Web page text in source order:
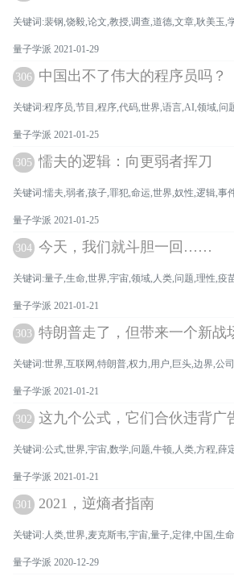
关键词:裴钢,饶毅,论文,教授,调查,道德,文章,耿美玉,
量子学派 2021-01-29
306 中国出不了伟大的程序员吗？
关键词:程序员,节目,程序,代码,世界,语言,AI,领域,问
量子学派 2021-01-25
305 懦夫的逻辑：向更弱者挥刀
关键词:懦夫,弱者,孩子,罪犯,命运,世界,奴性,逻辑,事
量子学派 2021-01-25
304 今天，我们就斗胆一回……
关键词:量子,生命,世界,宇宙,领域,人类,问题,理性,疫
量子学派 2021-01-21
303 特朗普走了，但带来一个新战
关键词:世界,互联网,特朗普,权力,用户,巨头,边界,公
量子学派 2021-01-21
302 这九个公式，它们合伙违背
关键词:公式,世界,宇宙,数学,问题,牛顿,人类,方程,薛
量子学派 2021-01-21
301 2021，逆熵者指南
关键词:人类,世界,麦克斯韦,宇宙,量子,定律,中国,生
量子学派 2020-12-29